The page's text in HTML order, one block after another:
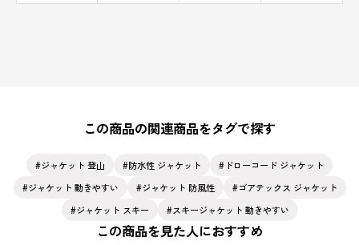
この商品の関連商品をタグで探す
ジャケット 登山 防水性 ジャケット
ドローコード ジャケット
ジャケット 動きやすい
ジャケット 防風性
ゴアテックス ジャケット
ジャケット スキー
スキージャケット 動きやすい
この商品を見た人におすすめ